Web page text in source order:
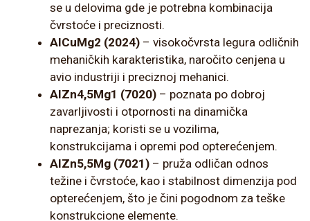
se u delovima gde je potrebna kombinacija
čvrstoće i preciznosti.
AlCuMg2 (2024) – visokočvrsta legura odličnih
mehaničkih karakteristika, naročito cenjena u
avio industriji i preciznoj mehanici.
AlZn4,5Mg1 (7020) – poznata po dobroj
zavarljivosti i otpornosti na dinamička
naprezanja; koristi se u vozilima,
konstrukcijama i opremi pod opterećenjem.
AlZn5,5Mg (7021) – pruža odličan odnos
težine i čvrstoće, kao i stabilnost dimenzija pod
opterećenjem, što je čini pogodnom za teške
konstrukcione elemente.